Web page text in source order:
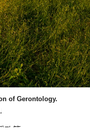
of Gerontology.
政策